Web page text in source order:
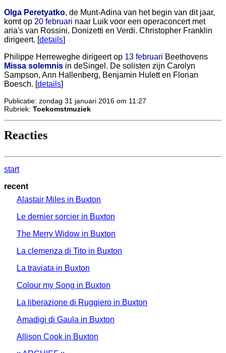
Olga Peretyatko, de Munt-Adina van het begin van dit jaar,
komt op 20 februari naar Luik voor een operaconcert met
aria's van Rossini, Donizetti en Verdi. Christopher Franklin
dirigeert. [details]
Philippe Herreweghe dirigeert op 13 februari Beethovens
Missa solemnis in deSingel. De solisten zijn Carolyn
Sampson, Ann Hallenberg, Benjamin Hulett en Florian
Boesch. [details]
Publicatie: zondag 31 januari 2016 om 11:27
Rubriek: Toekomstmuziek
Reacties
start
recent
Alastair Miles in Buxton
Le dernier sorcier in Buxton
The Merry Widow in Buxton
La clemenza di Tito in Buxton
La traviata in Buxton
Colour my Song in Buxton
La liberazione di Ruggiero in Buxton
Amadigi di Gaula in Buxton
Allison Cook in Buxton